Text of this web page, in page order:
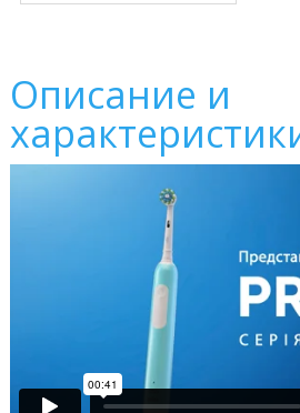
Описание и